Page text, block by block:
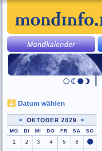
Datum wählen
< OKTOBER 2029 >
MO DI MI DO FR SA SO
1 2 3 4 5 6